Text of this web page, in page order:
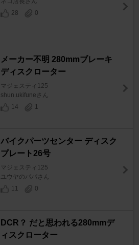
28
0
メーカー不明 280mmブレーキ
ディスクローター
マジェスティ125
shun.ukifuneさん
14
1
バイクパーツセンター ディスク
プレート26号
マジェスティ125
ユウヤのパパさん
11
0
DCR？ だと思われる280mmデ
ィスクローター